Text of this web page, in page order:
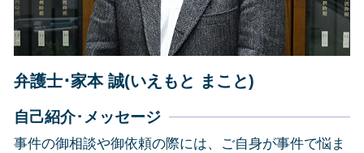
相続 静岡県
その他の法律問題 藤枝市
交通事故 静岡県
弁護士･家本 誠(いえもと まこと)
自己紹介･メッセージ
事件の御相談や御依頼の際には、ご自身が事件で悩ま